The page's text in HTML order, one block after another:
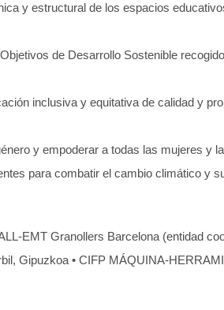
y estructural de los espacios
de Desarrollo Sostenible
inclusiva y equitativa de calidad y
y empoderar a todas las mujeres y
para combatir el cambio climático y
EMT Granollers Barcelona (entidad
Gipuzkoa • CIFP MÁQUINA-